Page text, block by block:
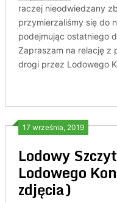
raczej nieodwiedzany
przymierzaliśmy się do
podejmując ostatniego
Zapraszam na relację z
drogi przez Lodowego
17 września, 2019
Lodowy
Lodowego
zdjęcia)